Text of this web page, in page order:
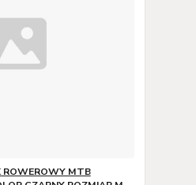
ROWEROWY MTB